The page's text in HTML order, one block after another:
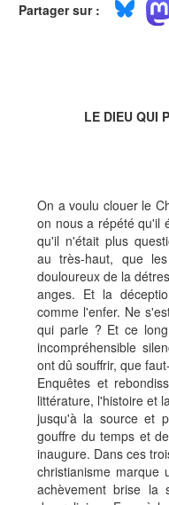
Partager sur :
LE DIEU QUI
On a voulu clouer le
on nous a répété qu'il
qu'il n'était plus
au très-haut, que
douloureux de la
anges. Et la
comme l'enfer. Ne
qui parle ? Et ce
incompréhensible
ont dû souffrir, que
Enquêtes et
littérature, l'histoire et
jusqu'à la source et
gouffre du temps et
inaugure. Dans ces
christianisme
achèvement brise la